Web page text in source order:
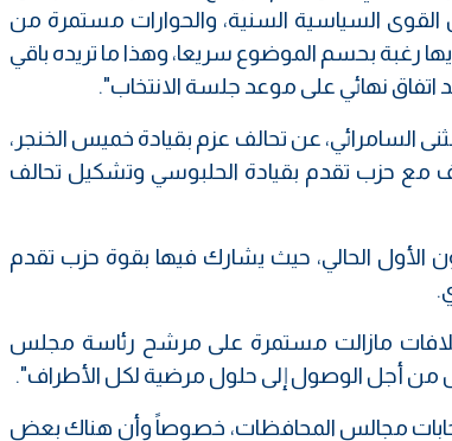
السياسية السنية، والحوارات مستمرة من
رغبة بحسم الموضوع سريعا، وهذا ما تريده باقي
اتفاق نهائي على موعد جلسة الانتخاب".
السامرائي، عن تحالف عزم بقيادة خميس الخنجر،
عندما قرر الأخير التحالف مع حزب تقدم بقيادة الحلبوسي وتشكيل تحالف
انتخابات مجالس المحافظات في 18 من كانون الأول الحالي، حيث يشارك فيها بقوة حزب تقدم
مازالت مستمرة على مرشح رئاسة مجلس
من أجل الوصول إلى حلول مرضية لكل الأطراف".
مجالس المحافظات، خصوصاً وأن هناك بعض